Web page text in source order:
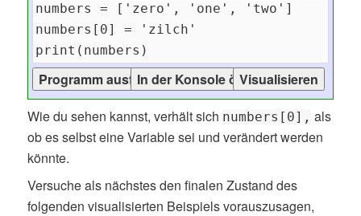
Wie du sehen kannst, verhält sich numbers[0], als
ob es selbst eine Variable sei und verändert werden
könnte.
Versuche als nächstes den finalen Zustand des
folgenden visualisierten Beispiels vorauszusagen,